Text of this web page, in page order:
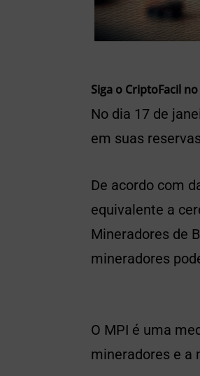
Siga o CriptoFacil no
No dia 17 de
em suas
De acordo com
equivalente a
Mineradores de
mineradores
O MPI é uma
mineradores e a